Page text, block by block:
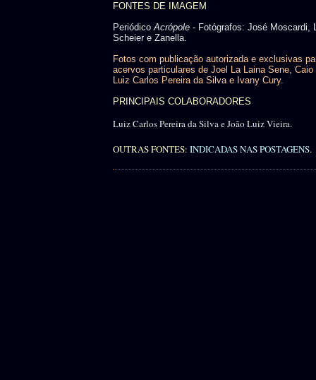
FONTES DE IMAGEM
PeriódicoAcrópole - Fotógrafos: José Moscardi,
Scheier e Zanella.
Fotos com publicação autorizada e exclusivas
acervos particulares de Joel La Laina Sene, Caio
Luiz Carlos Pereira da Silva e Ivany Cury.
PRINCIPAIS COLABORADORES
Luiz Carlos Pereira da Silva e João Luiz Vieira.
OUTRAS FONTES: INDICADAS NAS POSTAGENS.